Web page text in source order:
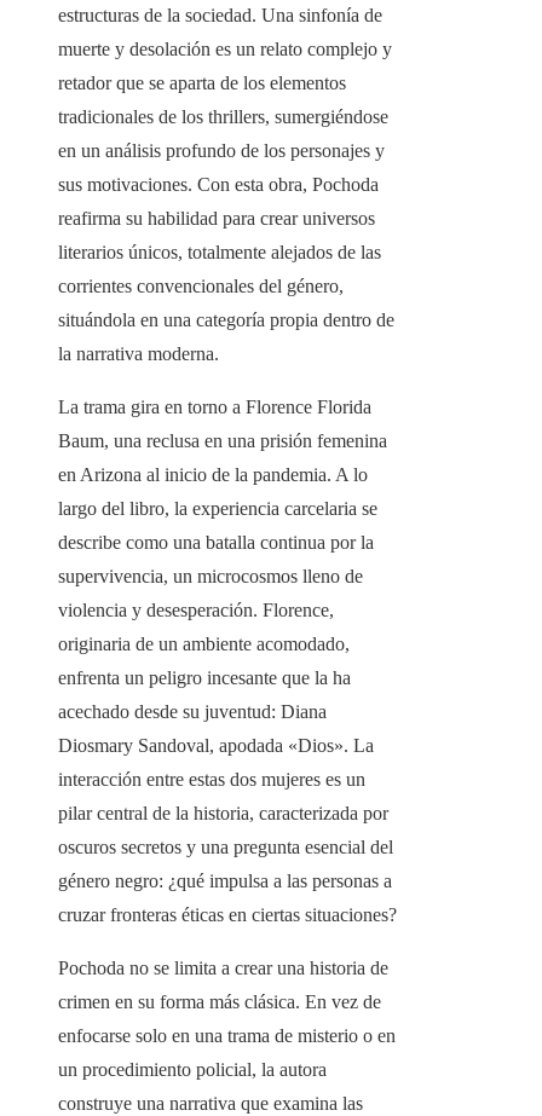
estructuras de la sociedad. Una sinfonía de
muerte y desolación es un relato complejo y
retador que se aparta de los elementos
tradicionales de los thrillers, sumergiéndose
en un análisis profundo de los personajes y
sus motivaciones. Con esta obra, Pochoda
reafirma su habilidad para crear universos
literarios únicos, totalmente alejados de las
corrientes convencionales del género,
situándola en una categoría propia dentro de
la narrativa moderna.
La trama gira en torno a Florence Florida
Baum, una reclusa en una prisión femenina
en Arizona al inicio de la pandemia. A lo
largo del libro, la experiencia carcelaria se
describe como una batalla continua por la
supervivencia, un microcosmos lleno de
violencia y desesperación. Florence,
originaria de un ambiente acomodado,
enfrenta un peligro incesante que la ha
acechado desde su juventud: Diana
Diosmary Sandoval, apodada «Dios». La
interacción entre estas dos mujeres es un
pilar central de la historia, caracterizada por
oscuros secretos y una pregunta esencial del
género negro: ¿qué impulsa a las personas a
cruzar fronteras éticas en ciertas situaciones?
Pochoda no se limita a crear una historia de
crimen en su forma más clásica. En vez de
enfocarse solo en una trama de misterio o en
un procedimiento policial, la autora
construye una narrativa que examina las